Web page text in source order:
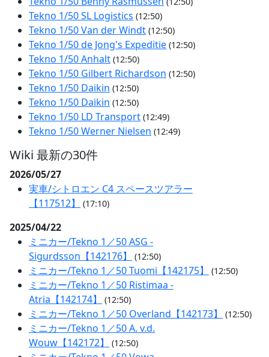
Tekno 1/50 SL Logistics (12:50)
Tekno 1/50 Van der Windt (12:50)
Tekno 1/50 de Jong's Expeditie (12:50)
Tekno 1/50 Anhalt (12:50)
Tekno 1/50 Gilbert Richardson (12:50)
Tekno 1/50 Daikin (12:50)
Tekno 1/50 Daikin (12:50)
Tekno 1/50 LD Transport (12:49)
Tekno 1/50 Werner Nielsen (12:49)
Wiki 最新の30件
2026/05/27
実車/シトロエン C4 スペースツアラー
【117512】
(17:10)
2025/04/22
ミニカー/Tekno 1／50 ASG -
Sigurdsson【142176】
(12:50)
ミニカー/Tekno 1／50 Tuomi【142175】 (12:50)
ミニカー/Tekno 1／50 Ristimaa -
Atria【142174】
(12:50)
ミニカー/Tekno 1／50 Overland【142173】 (12:50)
ミニカー/Tekno 1／50 A. v.d.
Wouw【142172】
(12:50)